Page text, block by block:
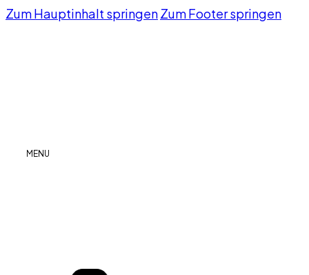
Zum Hauptinhalt springenZum Footer springen
MENU